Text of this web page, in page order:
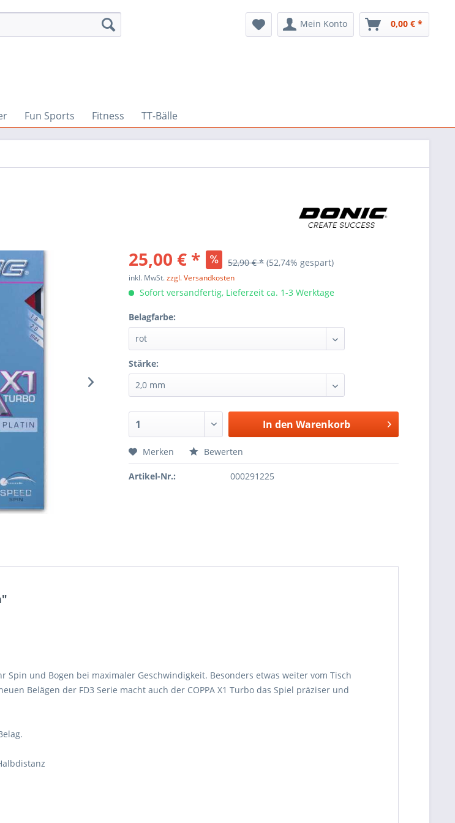
Mein Konto 0,00 € *
Fun Sports Fitness TT-Bälle
25,00 € * 52,90 € * (52,74% gespart)
inkl. MwSt.zzgl. Versandkosten
Sofort versandfertig, Lieferzeit ca. 1-3 Werktage
Belagfarbe:
Stärke:
In den Warenkorb
Merken Bewerten
Artikel-Nr.: 000291225
und Bogen bei maximaler Geschwindigkeit. Besonders etwas weiter vom Tisch
Belägen der FD3 Serie macht auch der COPPA X1 Turbo das Spiel präziser und